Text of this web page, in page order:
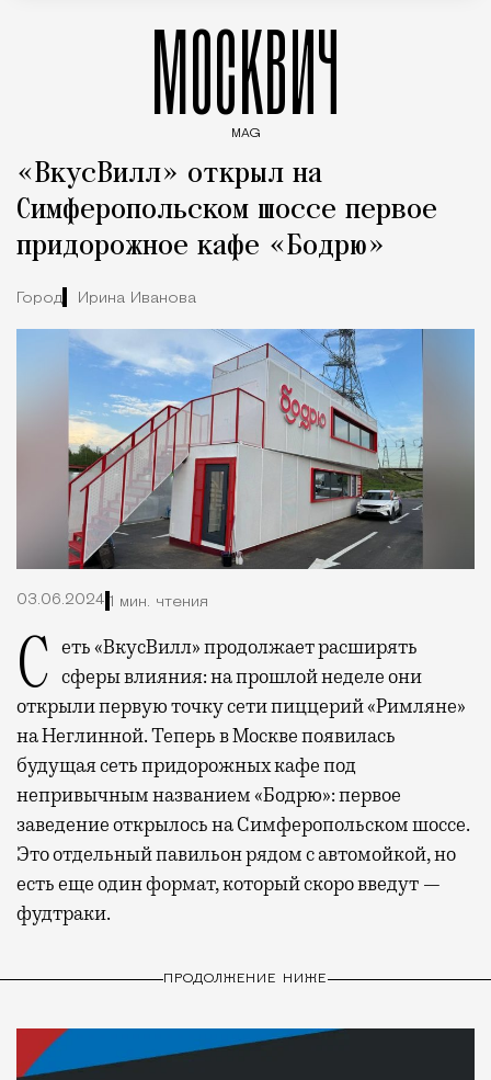
МОСКВИЧ
MAG
«ВкусВилл» открыл на
Симферопольском шоссе первое
придорожное кафе «Бодрю»
Город Ирина Иванова
03.06.2024 1 мин. чтения
Сеть «ВкусВилл» продолжает расширять сферы влияния: на прошлой неделе они
открыли первую точку сети пиццерий «Римляне»
на Неглинной. Теперь в Москве появилась
будущая сеть придорожных кафе под
непривычным названием «Бодрю»: первое
заведение открылось на Симферопольском шоссе.
Это отдельный павильон рядом с автомойкой, но
есть еще один формат, который скоро введут —
фудтраки.
ПРОДОЛЖЕНИЕ НИЖЕ